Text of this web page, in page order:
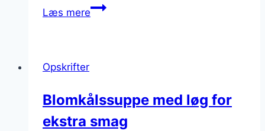
Læs mereBlomkålssuppe
Opskrifter
Blomkålssuppe med løg for
ekstra smag